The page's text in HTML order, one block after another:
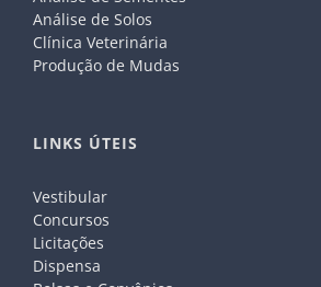
Análise de Solos
Clínica Veterinária
Produção de Mudas
LINKS ÚTEIS
Vestibular
Concursos
Licitações
Dispensa